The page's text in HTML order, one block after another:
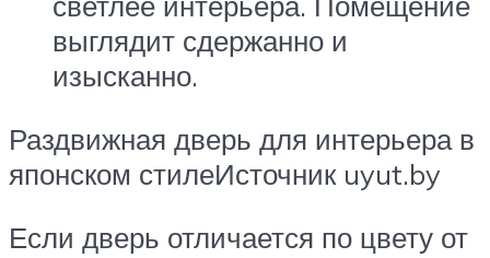
выглядит сдержанно и
изысканно.
Раздвижная дверь для интерьера в
японском стилеИсточник uyut.by
Если дверь отличается по цвету от